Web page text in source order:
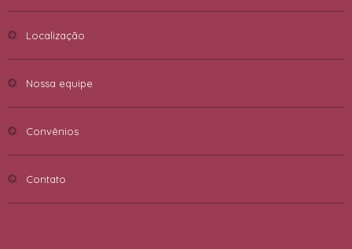
Localização
Nossa equipe
Convênios
Contato